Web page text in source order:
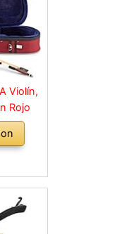
Violín,
Rojo